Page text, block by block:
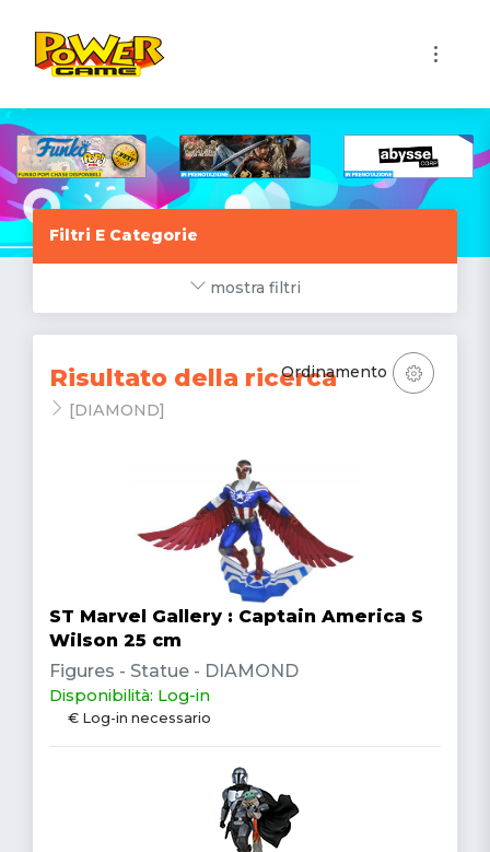
Filtri E Categorie
mostra filtri
Risultato della ricerca
[DIAMOND]
Ordinamento
ST Marvel Gallery : Captain America S
Wilson 25 cm
Figures - Statue - DIAMOND
Disponibilità: Log-in
€ Log-in necessario